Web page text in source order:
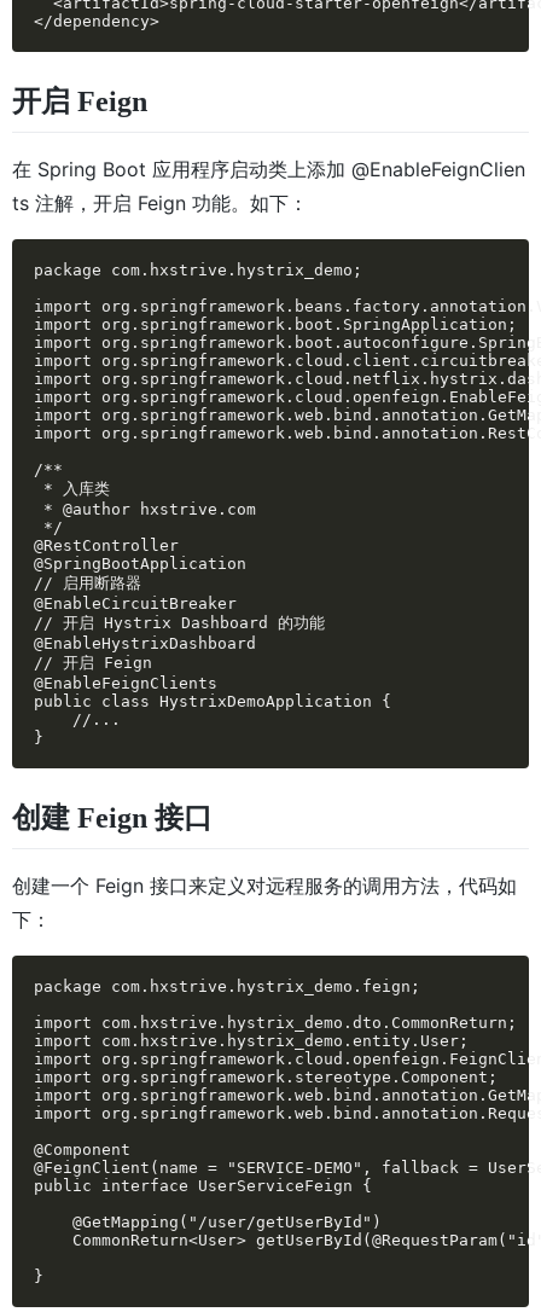
</dependency>
开启 Feign
在 Spring Boot 应用程序启动类上添加 @EnableFeignClien
ts 注解，开启 Feign 功能。如下：
package com.hxstrive.hystrix_demo;
import
import org.springframework.boot.SpringApplication;
import
import
import
import
import
import
/**
* 入库类
* @author hxstrive.com
*/
@RestController
@SpringBootApplication
// 启用断路器
@EnableCircuitBreaker
// 开启 Hystrix Dashboard 的功能
@EnableHystrixDashboard
// 开启 Feign
@EnableFeignClients
public class HystrixDemoApplication {
//...
}
创建 Feign 接口
创建一个 Feign 接口来定义对远程服务的调用方法，代码如
下：
package com.hxstrive.hystrix_demo.feign;
import com.hxstrive.hystrix_demo.dto.CommonReturn;
import com.hxstrive.hystrix_demo.entity.User;
import
import org.springframework.stereotype.Component;
import
import
@Component
@FeignClient(name = "SERVICE-DEMO", fallback =
public interface UserServiceFeign {
@GetMapping("/user/getUserById")
CommonReturn<User>
}